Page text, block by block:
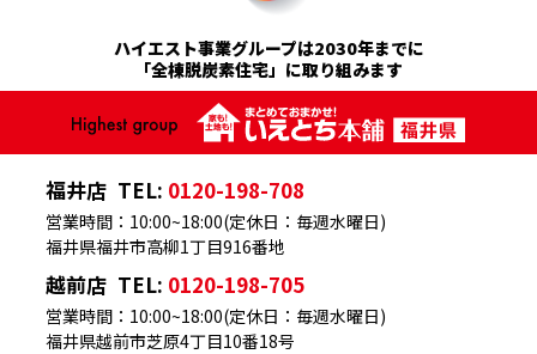
ハイエスト事業グループは2030年までに
「全棟脱炭素住宅」に取り組みます
福井店 TEL: 0120-198-708
福井県福井市高柳1丁目916番地
営業時間：10:00~18:00(定休日：毎週水曜日)
越前店 TEL: 0120-198-705
福井県越前市芝原4丁目10番18号
営業時間：10:00~18:00(定休日：毎週水曜日)